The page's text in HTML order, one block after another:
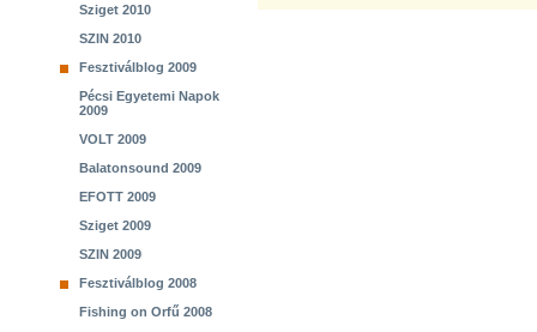
Sziget 2010
SZIN 2010
Fesztiválblog 2009
Pécsi Egyetemi Napok
2009
VOLT 2009
Balatonsound 2009
EFOTT 2009
Sziget 2009
SZIN 2009
Fesztiválblog 2008
Fishing on Orfű 2008